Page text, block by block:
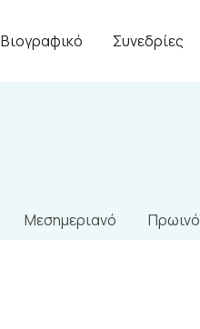
Βιογραφικό Συνεδρίες
Μεσημεριανό Πρωινό